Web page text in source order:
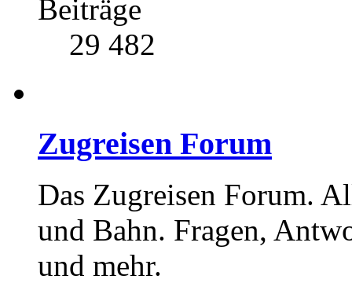
Beiträge
29 482
Zugreisen Forum
Das Zugreisen Forum.
und Bahn. Fragen,
und mehr.